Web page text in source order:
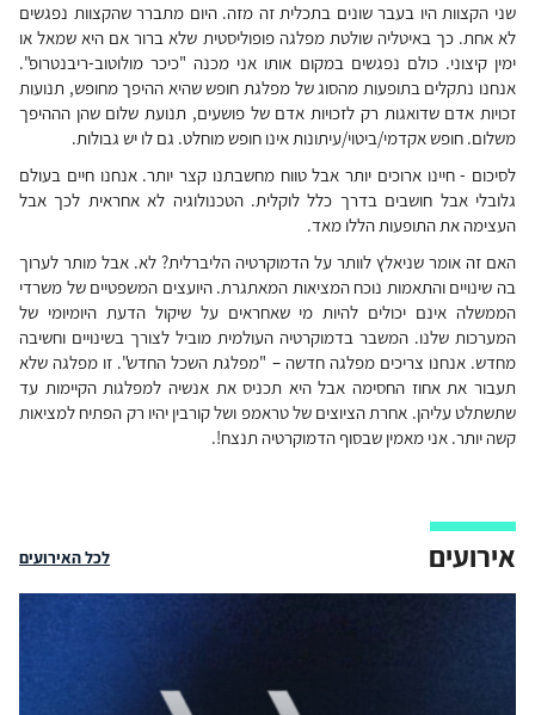
שני הקצוות היו בעבר שונים בתכלית זה מזה. היום מתברר שהקצוות נפגשים
לא אחת. כך באיטליה שולטת מפלגה פופוליסטית שלא ברור אם היא שמאל או
ימין קיצוני. כולם נפגשים במקום אותו אני מכנה "כיכר מולוטוב-ריבנטרופ".
אנחנו נתקלים בתופעות מהסוג של מפלגת חופש שהיא ההיפך מחופש, תנועות
זכויות אדם שדואגות רק לזכויות אדם של פושעים, תנועת שלום שהן הההיפך
משלום. חופש אקדמי/ביטוי/עיתונות אינו חופש מוחלט. גם לו יש גבולות.
לסיכום - חיינו ארוכים יותר אבל טווח מחשבתנו קצר יותר. אנחנו חיים בעולם
גלובלי אבל חושבים בדרך כלל לוקלית. הטכנולוגיה לא אחראית לכך אבל
העצימה את התופעות הללו מאד.
האם זה אומר שניאלץ לוותר על הדמוקרטיה הליברלית? לא. אבל מותר לערוך
בה שינויים והתאמות נוכח המציאות המאתגרת. היועצים המשפטיים של משרדי
הממשלה אינם יכולים להיות מי שאחראים על שיקול הדעת היומיומי של
המערכות שלנו. המשבר בדמוקרטיה העולמית מוביל לצורך בשינויים וחשיבה
מחדש. אנחנו צריכים מפלגה חדשה – "מפלגת השכל החדש". זו מפלגה שלא
תעבור את אחוז החסימה אבל היא תכניס את אנשיה למפלגות הקיימות עד
שתשתלט עליהן. אחרת הציוצים של טראמפ ושל קורבין יהיו רק הפתיח למציאות
קשה יותר. אני מאמין שבסוף הדמוקרטיה תנצח!.
אירועים לכל האירועים